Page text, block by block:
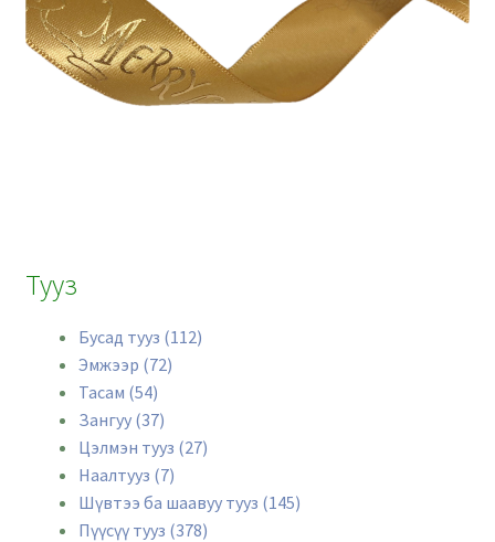
Тууз
Бусад тууз (112)
Эмжээр (72)
Тасам (54)
Зангуу (37)
Цэлмэн тууз (27)
Наалтууз (7)
Шүвтээ ба шаавуу тууз (145)
Пүүсүү тууз (378)